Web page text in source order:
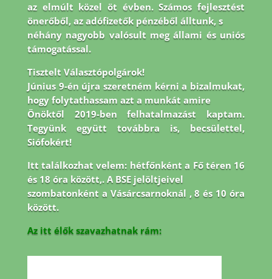
az elmúlt közel öt évben. Számos fejlesztést
önerőből, az adófizetők pénzéből álltunk, s
néhány nagyobb valósult meg állami és uniós
támogatással.
Tisztelt Választópolgárok!
Június 9-én újra szeretném kérni a bizalmukat,
hogy folytathassam azt a munkát amire
Önöktől 2019-ben felhatalmazást kaptam.
Tegyünk együtt továbbra is, becsülettel,
Siófokért!
Itt találkozhat velem: hétfőnként a Fő téren 16
és 18 óra között,. A BSE jelöltjeivel
szombatonként a Vásárcsarnoknál , 8 és 10 óra
között.
Az itt élők szavazhatnak rám: